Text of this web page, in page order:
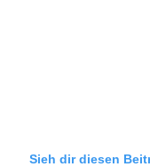
Sieh dir diesen